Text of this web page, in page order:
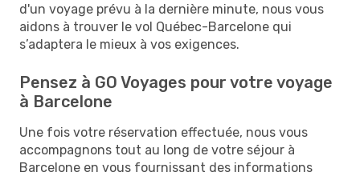
d'un voyage prévu à la dernière minute, nous vous
aidons à trouver le vol Québec-Barcelone qui
s’adaptera le mieux à vos exigences.
Pensez à GO Voyages pour votre voyage
à Barcelone
Une fois votre réservation effectuée, nous vous
accompagnons tout au long de votre séjour à
Barcelone en vous fournissant des informations